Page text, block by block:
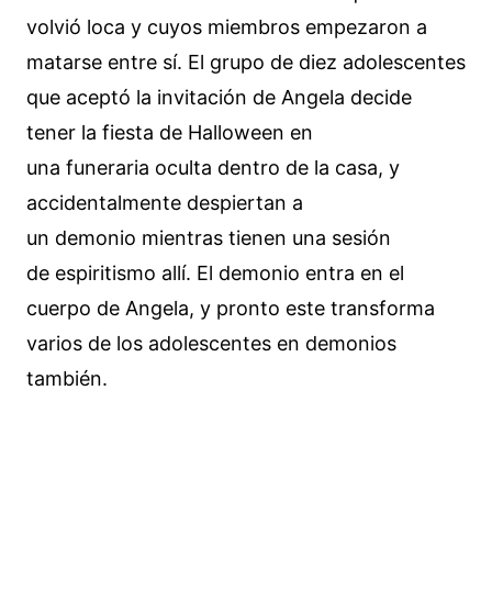
volvió loca y cuyos miembros empezaron a
matarse entre sí. El grupo de diez adolescentes
que aceptó la invitación de Angela decide
tener la fiesta de Halloween en
una funeraria oculta dentro de la casa, y
accidentalmente despiertan a
un demonio mientras tienen una sesión
de espiritismo allí. El demonio entra en el
cuerpo de Angela, y pronto este transforma
varios de los adolescentes en demonios
también.